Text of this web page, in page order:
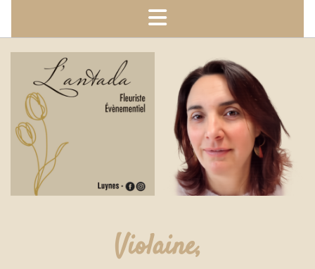
Violaine,